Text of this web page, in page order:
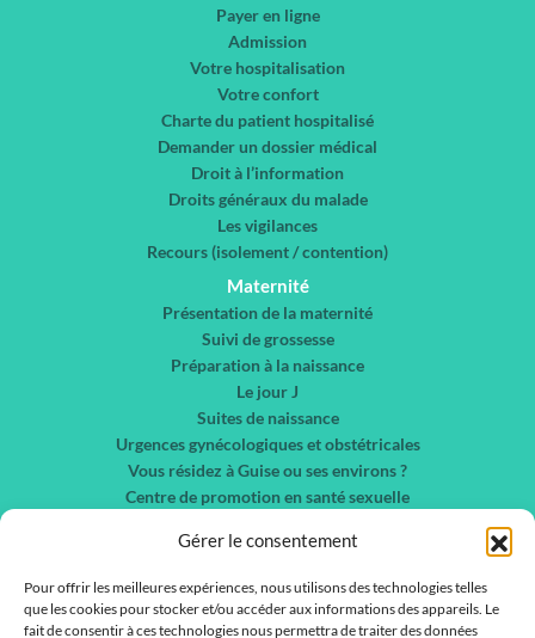
Gérer le consentement
Pour offrir les meilleures expériences, nous utilisons des technologies telles
que les cookies pour stocker et/ou accéder aux informations des appareils. Le
fait de consentir à ces technologies nous permettra de traiter des données
Payer en ligne
Admission
Votre hospitalisation
Votre confort
Charte du patient hospitalisé
Demander un dossier médical
Droit à l’information
Droits généraux du malade
Les vigilances
Recours (isolement / contention)
Maternité
Présentation de la maternité
Suivi de grossesse
Préparation à la naissance
Le jour J
Suites de naissance
Urgences gynécologiques et obstétricales
Vous résidez à Guise ou ses environs ?
Centre de promotion en santé sexuelle
Liste des services
Liste des médecins